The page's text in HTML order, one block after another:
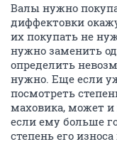
Валы нужно
диффектовки
их покупать не
нужно заменить
определить
нужно. Еще если
посмотреть
маховика, может
если ему больше
степень его